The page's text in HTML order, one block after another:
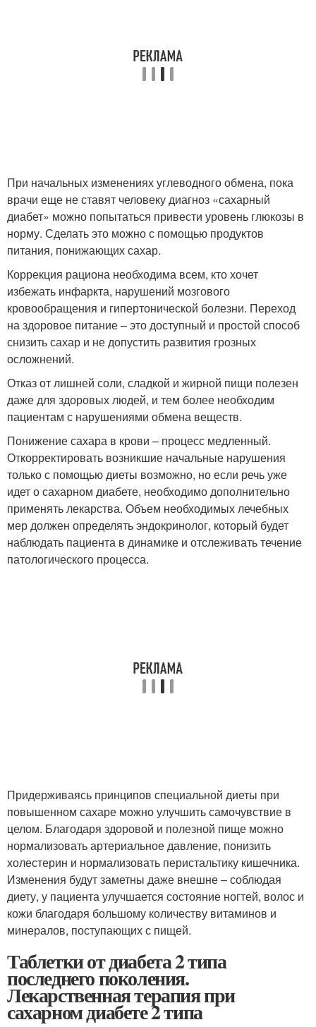
При начальных изменениях углеводного обмена, пока
врачи еще не ставят человеку диагноз «сахарный
диабет» можно попытаться привести уровень глюкозы в
норму. Сделать это можно с помощью продуктов
питания, понижающих сахар.
Коррекция рациона необходима всем, кто хочет
избежать инфаркта, нарушений мозгового
кровообращения и гипертонической болезни. Переход
на здоровое питание – это доступный и простой способ
снизить сахар и не допустить развития грозных
осложнений.
Отказ от лишней соли, сладкой и жирной пищи полезен
даже для здоровых людей, и тем более необходим
пациентам с нарушениями обмена веществ.
Понижение сахара в крови – процесс медленный.
Откорректировать возникшие начальные нарушения
только с помощью диеты возможно, но если речь уже
идет о сахарном диабете, необходимо дополнительно
применять лекарства. Объем необходимых лечебных
мер должен определять эндокринолог, который будет
наблюдать пациента в динамике и отслеживать течение
патологического процесса.
Придерживаясь принципов специальной диеты при
повышенном сахаре можно улучшить самочувствие в
целом. Благодаря здоровой и полезной пище можно
нормализовать артериальное давление, понизить
холестерин и нормализовать перистальтику кишечника.
Изменения будут заметны даже внешне – соблюдая
диету, у пациента улучшается состояние ногтей, волос и
кожи благодаря большому количеству витаминов и
минералов, поступающих с пищей.
Таблетки от диабета 2 типа
последнего поколения.
Лекарственная терапия при
сахарном диабете 2 типа